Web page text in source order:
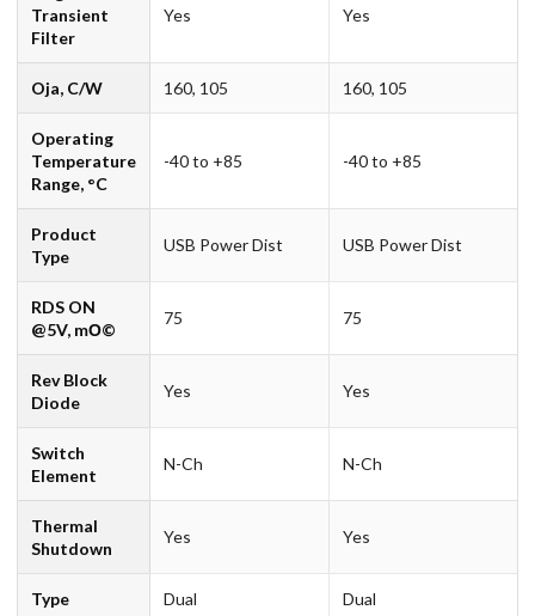
Transient
Filter
Yes Yes
Oja, C/W 160, 105 160, 105
Operating
Temperature
Range, °C
-40 to +85 -40 to +85
Product
Type
USB Power Dist USB Power Dist
RDS ON
@5V, mО©
75 75
Rev Block
Diode
Yes Yes
Switch
Element
N-Ch N-Ch
Thermal
Shutdown
Yes Yes
Type Dual Dual